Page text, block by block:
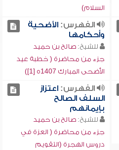
السلام)
الفهرس:الأضحية
وأحكامها
للشيخ:صالح بن حميد
جزء من محاضرة ( خطبة عيد
الأضحى المبارك 1407ه [1])
الفهرس:اعتزاز
السلف الصالح
بإيمانهم
للشيخ:صالح بن حميد
جزء من محاضرة ( العزة في
دروس الهجرة (التقويم